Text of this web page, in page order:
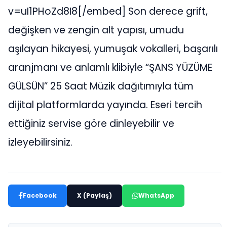
v=uI1PHoZd8I8[/embed] Son derece grift,
değişken ve zengin alt yapısı, umudu
aşılayan hikayesi, yumuşak vokalleri, başarılı
aranjmanı ve anlamlı klibiyle “ŞANS YÜZÜME
GÜLSÜN” 25 Saat Müzik dağıtımıyla tüm
dijital platformlarda yayında. Eseri tercih
ettiğiniz servise göre dinleyebilir ve
izleyebilirsiniz.
Facebook X (Paylaş) WhatsApp